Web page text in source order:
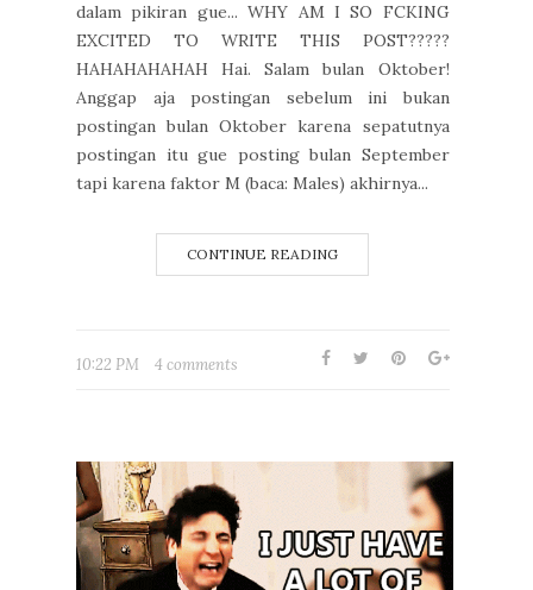
dalam pikiran gue... WHY AM I SO FCKING
EXCITED TO WRITE THIS POST?????
HAHAHAHAHAH Hai. Salam bulan Oktober!
Anggap aja postingan sebelum ini bukan
postingan bulan Oktober karena sepatutnya
postingan itu gue posting bulan September
tapi karena faktor M (baca: Males) akhirnya...
CONTINUE READING
10:22 PM 4 comments